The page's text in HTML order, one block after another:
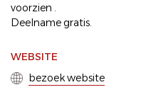
voorzien .
Deelname gratis.
WEBSITE
bezoek website